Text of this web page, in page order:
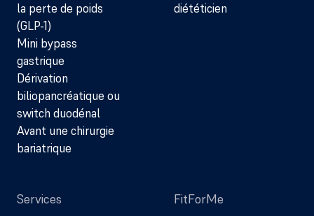
la perte de poids
(GLP-1)
Mini bypass
gastrique
Dérivation
biliopancréatique ou
switch duodénal
Avant une chirurgie
bariatrique
diététicien
Services FitForMe